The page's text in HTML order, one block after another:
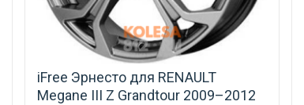
iFree Эрнесто для RENAULT
Megane III Z Grandtour 2009–2012